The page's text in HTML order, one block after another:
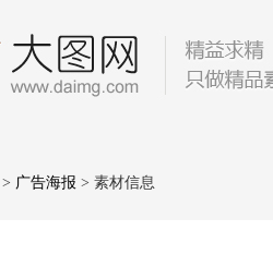
> 广告海报 > 素材信息